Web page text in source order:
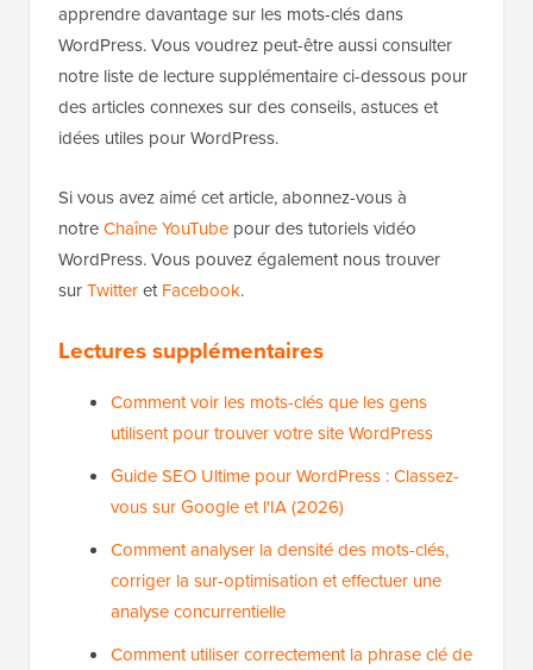
apprendre davantage sur les mots-clés dans
WordPress. Vous voudrez peut-être aussi consulter
notre liste de lecture supplémentaire ci-dessous pour
des articles connexes sur des conseils, astuces et
idées utiles pour WordPress.
Si vous avez aimé cet article, abonnez-vous à
notreChaîne YouTube pour des tutoriels vidéo
WordPress. Vous pouvez également nous trouver
surTwitteretFacebook.
Lectures supplémentaires
Comment voir les mots-clés que les gens
utilisent pour trouver votre site WordPress
Guide SEO Ultime pour WordPress : Classez-
vous sur Google et l'IA (2026)
Comment analyser la densité des mots-clés,
corriger la sur-optimisation et effectuer une
analyse concurrentielle
Comment utiliser correctement la phrase clé de